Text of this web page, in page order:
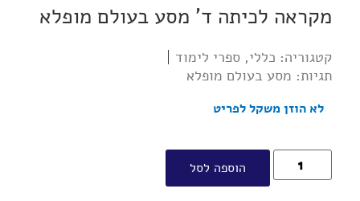
מקראה לכיתה ד' מסע בעולם מופלא
קטגוריה: כללי, ספרי לימוד
תגיות: מסע בעולם מופלא
לא הוזן משקל לפריט
הוספה לסל